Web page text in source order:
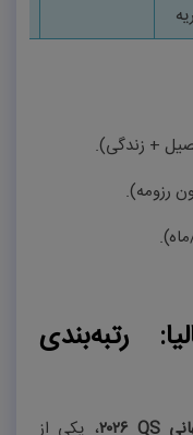
+ زندگی).
رزومه).
رتبه‌بندی
QS ۲۰۲۶، یکی از